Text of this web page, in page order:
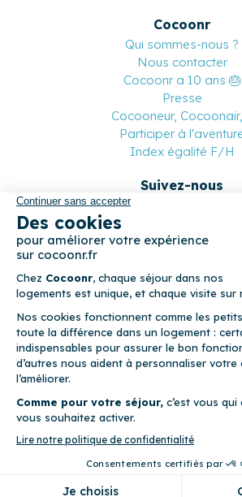
Cocoonr
Qui sommes-nous ?
Nous contacter
Cocoonr a 10 ans 🎂
Presse
Cocooneur, Cocoonair,
Participer à
Index égalité F/H
Suivez-nous
location–CGU – Politique de
Cocoonr est conçu et développé à